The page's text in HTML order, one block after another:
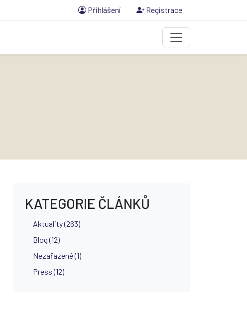
Přihlášení Registrace
KATEGORIE ČLÁNKŮ
Aktuality (263)
Blog (12)
Nezařazené (1)
Press (12)